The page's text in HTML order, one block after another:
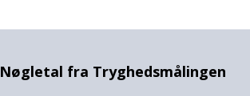
Nøgletal fra Tryghedsmålingen